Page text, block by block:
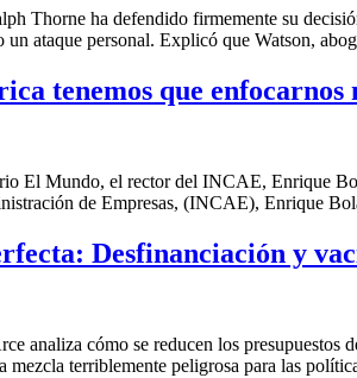
Thorne ha defendido firmemente su
ataque personal. Explicó que Watson,
tenemos que
El Mundo, el rector del INCAE, Enrique
de Empresas, (INCAE), Enrique
Desfinanciación y
analiza cómo se reducen los presupuestos
mezcla terriblemente peligrosa para las